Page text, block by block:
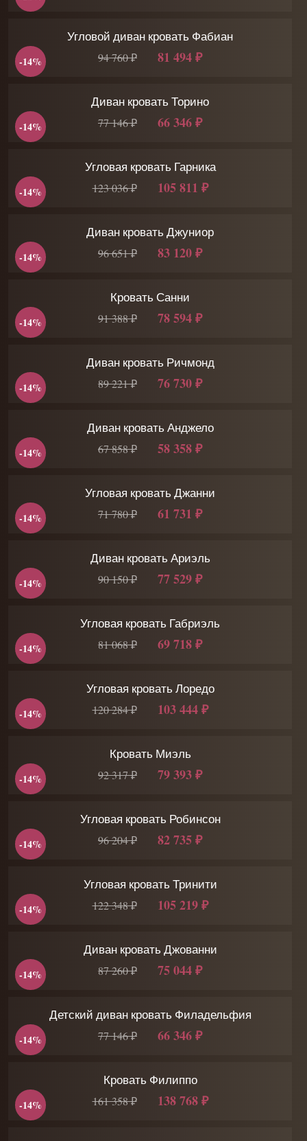
Угловой диван кровать Фабиан
94 760 ₽ 81 494 ₽
-14%
Диван кровать Торино
77 146 ₽ 66 346 ₽
-14%
Угловая кровать Гарника
123 036 ₽ 105 811 ₽
-14%
Диван кровать Джуниор
96 651 ₽ 83 120 ₽
-14%
Кровать Санни
91 388 ₽ 78 594 ₽
-14%
Диван кровать Ричмонд
89 221 ₽ 76 730 ₽
-14%
Диван кровать Анджело
67 858 ₽ 58 358 ₽
-14%
Угловая кровать Джанни
71 780 ₽ 61 731 ₽
-14%
Диван кровать Ариэль
90 150 ₽ 77 529 ₽
-14%
Угловая кровать Габриэль
81 068 ₽ 69 718 ₽
-14%
Угловая кровать Лоредо
120 284 ₽ 103 444 ₽
-14%
Кровать Миэль
92 317 ₽ 79 393 ₽
-14%
Угловая кровать Робинсон
96 204 ₽ 82 735 ₽
-14%
Угловая кровать Тринити
122 348 ₽ 105 219 ₽
-14%
Диван кровать Джованни
87 260 ₽ 75 044 ₽
-14%
Детский диван кровать Филадельфия
77 146 ₽ 66 346 ₽
-14%
Кровать Филиппо
161 358 ₽ 138 768 ₽
-14%